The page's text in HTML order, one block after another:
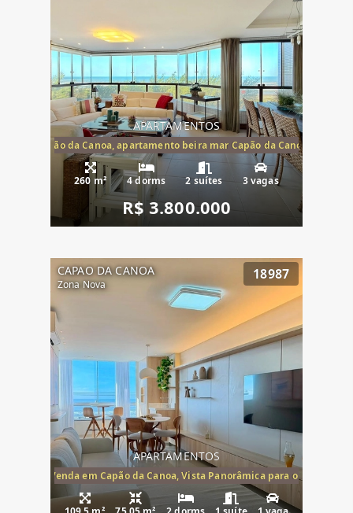
APARTAMENTOS
mar Capão da Canoa, apartamento beira mar Capão da Canoa,
260 m² 4 dorms 2 suítes 3 vagas
R$ 3.800.000
CAPAO DA CANOA
Zona Nova
18987
APARTAMENTOS
Mar à Venda em Capão da Canoa, Vista Panorâmica para o Mar, 2